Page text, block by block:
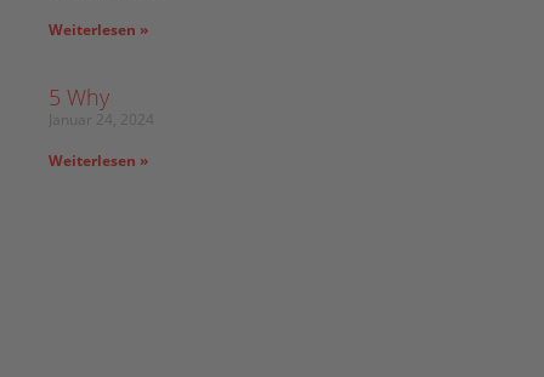
Weiterlesen »
5 Why
Januar 24, 2024
Weiterlesen »